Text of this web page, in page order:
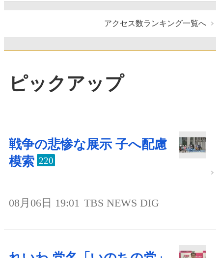
アクセス数ランキング一覧へ
ピックアップ
戦争の悲惨な展示 子へ配慮
模索 220
08月06日 19:01 TBS NEWS DIG